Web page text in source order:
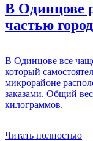
В Одинцове
частью
В Одинцове все
который
микрорайоне
заказами. Общий
килограммов.
Читать полностью